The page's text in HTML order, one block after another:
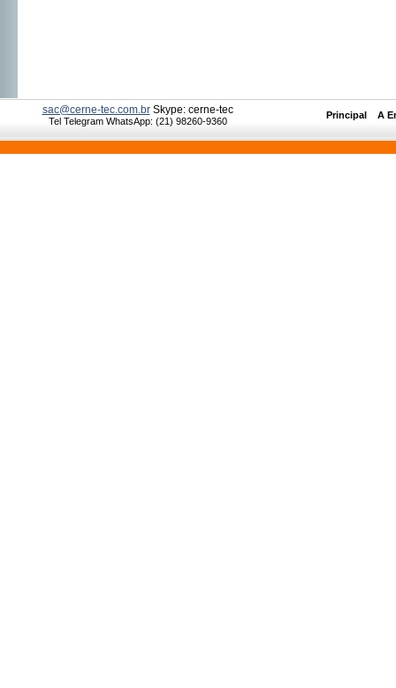
sac@cerne-tec.com.brSkype: cerne-tec
Tel Telegram WhatsApp: (21) 98260-9360
Principal A